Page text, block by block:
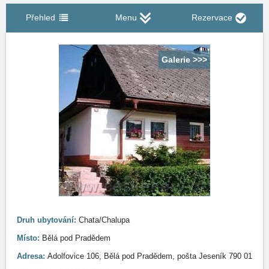
Přehled Menu Rezervace
Galerie >>>
Druh ubytování: Chata/Chalupa
Místo: Bělá pod Pradědem
Adresa: Adolfovice 106, Bělá pod Pradědem, pošta Jeseník 790 01